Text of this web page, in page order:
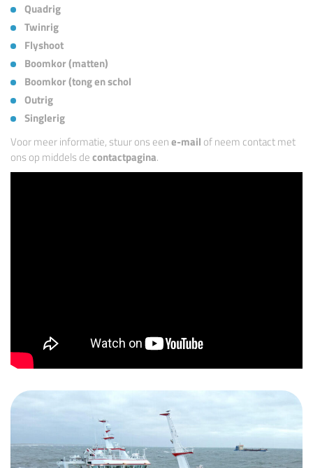
Quadrig
Twinrig
Flyshoot
Boomkor (matten)
Boomkor (tong en schol
Outrig
Singlerig
Voor meer informatie, stuur ons eene-mail of neem contact met
ons op middels decontactpagina.